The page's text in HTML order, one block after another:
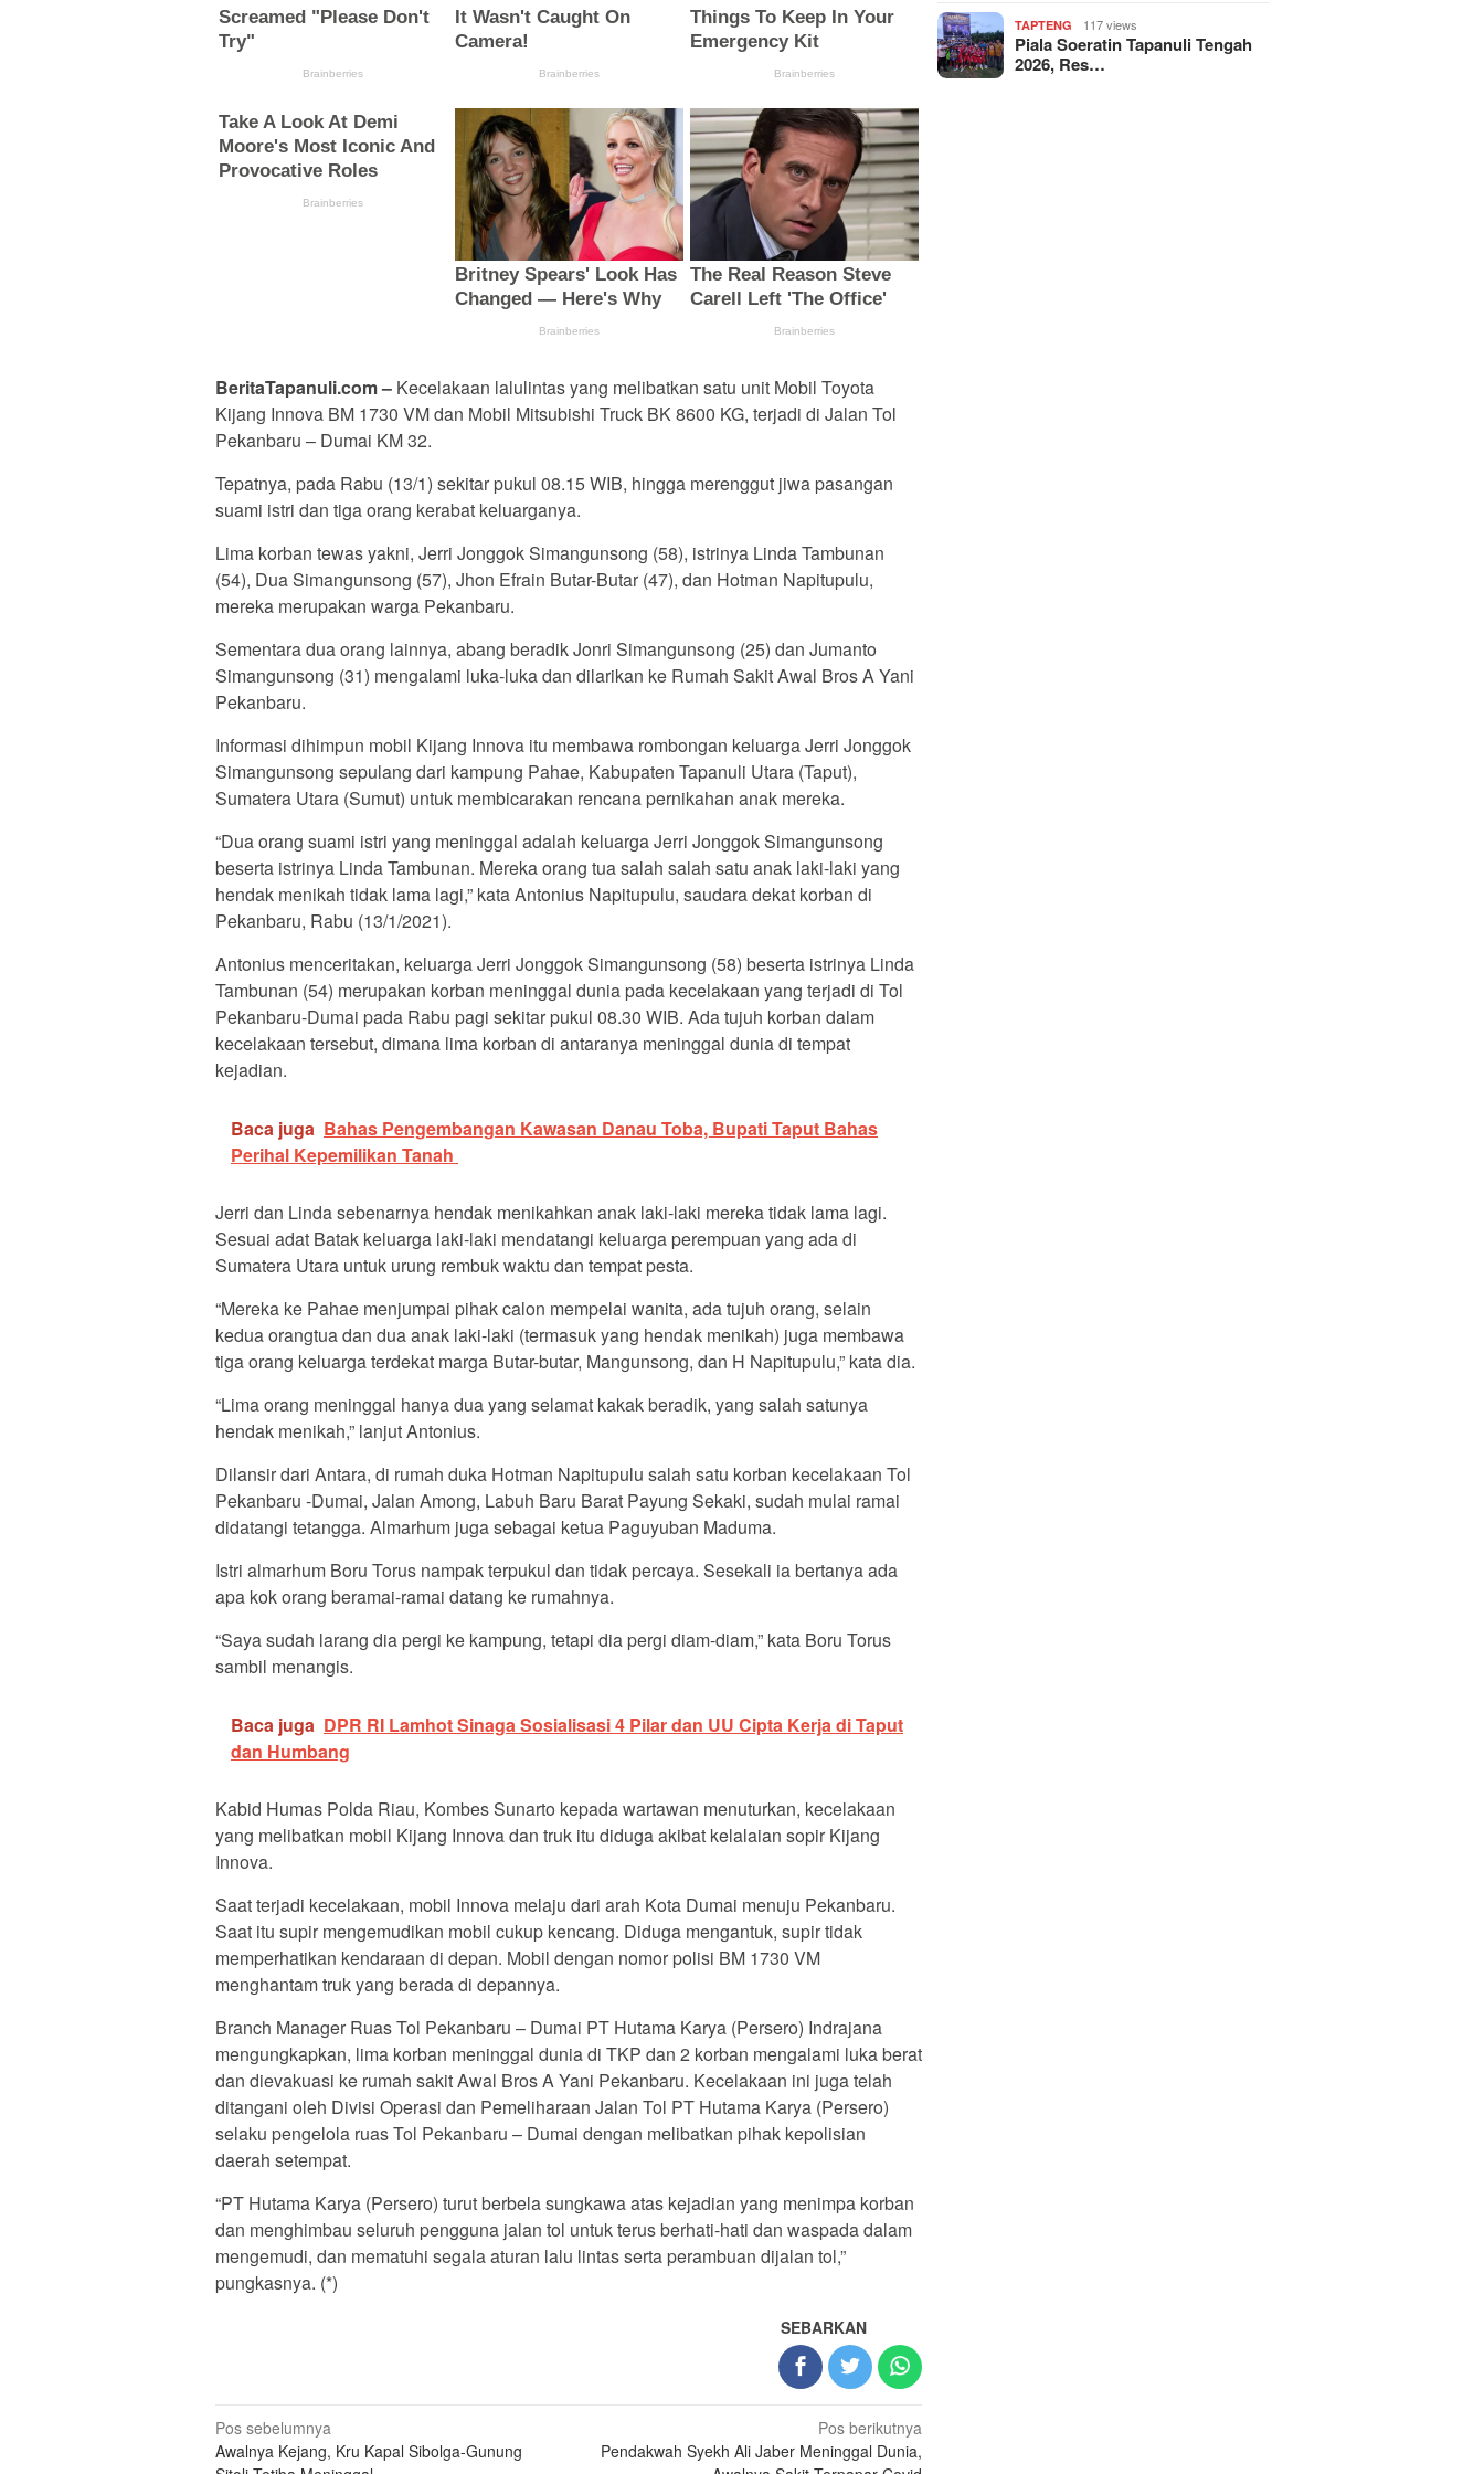
BeritaTapanuli.com – Kecelakaan lalulintas yang melibatkan satu unit Mobil Toyota
Kijang Innova BM 1730 VM dan Mobil Mitsubishi Truck BK 8600 KG, terjadi di Jalan Tol
Pekanbaru – Dumai KM 32.
Tepatnya, pada Rabu (13/1) sekitar pukul 08.15 WIB, hingga merenggut jiwa pasangan
suami istri dan tiga orang kerabat keluarganya.
Lima korban tewas yakni, Jerri Jonggok Simangunsong (58), istrinya Linda Tambunan
(54), Dua Simangunsong (57), Jhon Efrain Butar-Butar (47), dan Hotman Napitupulu,
mereka merupakan warga Pekanbaru.
Sementara dua orang lainnya, abang beradik Jonri Simangunsong (25) dan Jumanto
Simangunsong (31) mengalami luka-luka dan dilarikan ke Rumah Sakit Awal Bros A Yani
Pekanbaru.
Informasi dihimpun mobil Kijang Innova itu membawa rombongan keluarga Jerri Jonggok
Simangunsong sepulang dari kampung Pahae, Kabupaten Tapanuli Utara (Taput),
Sumatera Utara (Sumut) untuk membicarakan rencana pernikahan anak mereka.
“Dua orang suami istri yang meninggal adalah keluarga Jerri Jonggok Simangunsong
beserta istrinya Linda Tambunan. Mereka orang tua salah salah satu anak laki-laki yang
hendak menikah tidak lama lagi,” kata Antonius Napitupulu, saudara dekat korban di
Pekanbaru, Rabu (13/1/2021).
Antonius menceritakan, keluarga Jerri Jonggok Simangunsong (58) beserta istrinya Linda
Tambunan (54) merupakan korban meninggal dunia pada kecelakaan yang terjadi di Tol
Pekanbaru-Dumai pada Rabu pagi sekitar pukul 08.30 WIB. Ada tujuh korban dalam
kecelakaan tersebut, dimana lima korban di antaranya meninggal dunia di tempat
kejadian.
Baca juga Bahas Pengembangan Kawasan Danau Toba, Bupati Taput Bahas
Perihal Kepemilikan Tanah
Jerri dan Linda sebenarnya hendak menikahkan anak laki-laki mereka tidak lama lagi.
Sesuai adat Batak keluarga laki-laki mendatangi keluarga perempuan yang ada di
Sumatera Utara untuk urung rembuk waktu dan tempat pesta.
“Mereka ke Pahae menjumpai pihak calon mempelai wanita, ada tujuh orang, selain
kedua orangtua dan dua anak laki-laki (termasuk yang hendak menikah) juga membawa
tiga orang keluarga terdekat marga Butar-butar, Mangunsong, dan H Napitupulu,” kata dia.
“Lima orang meninggal hanya dua yang selamat kakak beradik, yang salah satunya
hendak menikah,” lanjut Antonius.
Dilansir dari Antara, di rumah duka Hotman Napitupulu salah satu korban kecelakaan Tol
Pekanbaru -Dumai, Jalan Among, Labuh Baru Barat Payung Sekaki, sudah mulai ramai
didatangi tetangga. Almarhum juga sebagai ketua Paguyuban Maduma.
Istri almarhum Boru Torus nampak terpukul dan tidak percaya. Sesekali ia bertanya ada
apa kok orang beramai-ramai datang ke rumahnya.
“Saya sudah larang dia pergi ke kampung, tetapi dia pergi diam-diam,” kata Boru Torus
sambil menangis.
Baca juga DPR RI Lamhot Sinaga Sosialisasi 4 Pilar dan UU Cipta Kerja di Taput
dan Humbang
Kabid Humas Polda Riau, Kombes Sunarto kepada wartawan menuturkan, kecelakaan
yang melibatkan mobil Kijang Innova dan truk itu diduga akibat kelalaian sopir Kijang
Innova.
Saat terjadi kecelakaan, mobil Innova melaju dari arah Kota Dumai menuju Pekanbaru.
Saat itu supir mengemudikan mobil cukup kencang. Diduga mengantuk, supir tidak
memperhatikan kendaraan di depan. Mobil dengan nomor polisi BM 1730 VM
menghantam truk yang berada di depannya.
Branch Manager Ruas Tol Pekanbaru – Dumai PT Hutama Karya (Persero) Indrajana
mengungkapkan, lima korban meninggal dunia di TKP dan 2 korban mengalami luka berat
dan dievakuasi ke rumah sakit Awal Bros A Yani Pekanbaru. Kecelakaan ini juga telah
ditangani oleh Divisi Operasi dan Pemeliharaan Jalan Tol PT Hutama Karya (Persero)
selaku pengelola ruas Tol Pekanbaru – Dumai dengan melibatkan pihak kepolisian
daerah setempat.
“PT Hutama Karya (Persero) turut berbela sungkawa atas kejadian yang menimpa korban
dan menghimbau seluruh pengguna jalan tol untuk terus berhati-hati dan waspada dalam
mengemudi, dan mematuhi segala aturan lalu lintas serta perambuan dijalan tol,”
pungkasnya. (*)
SEBARKAN
Navigasi
pos
Pos sebelumnya
Awalnya Kejang, Kru Kapal Sibolga-Gunung
Pos berikutnya
Pendakwah Syekh Ali Jaber Meninggal Dunia,
TAPTENG 117 views
Piala Soeratin Tapanuli Tengah
2026, Res…